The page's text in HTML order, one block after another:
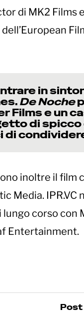
di MK2 Films
in
De Noche
Films e un
di
inoltre il film
Media. IPR.VC
corso con
Entertainment.